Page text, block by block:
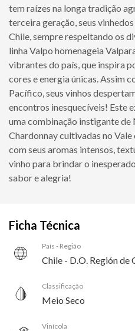
tem raízes na longa tradição
terceira geração, seus
Chile, sempre respeitando os
linha Valpo homenageia
vibrantes do país, que inspira
cores e energia únicas. Assim
Pacífico, seus vinhos
encontros inesquecíveis! Este
uma combinação instigante
Chardonnay cultivadas no
com seus aromas intensos,
vinho para brindar o
sabor e alegria!
Ficha Técnica
País - Região
Chile - D.O. Región de
Classificação
Meio Seco
Vinícola